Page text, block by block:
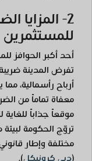
2- المزايا
للمستثمرين
أحد أكبر الحوافز
تفرض المدينة
أرباح رأسمالية،
معفاة تماماً من
موقعاً جذاباً للغاية
تروّج الحكومة
مختلفة وإطار
(دبي كرونيكل)
.